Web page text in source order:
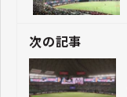
次の記事